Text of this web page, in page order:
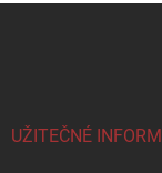
UŽITEČNÉ